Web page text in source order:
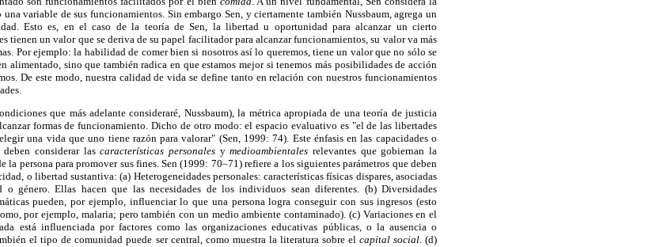
variable de sus funcionamientos. Sin embargo Sen, y ciertamente también Nussbaum, agrega un
Esto es, en el caso de la teoría de Sen, la libertad u oportunidad para alcanzar un cierto
tienen un valor que se deriva de su papel facilitador para alcanzar funcionamientos, su valor va más
Por ejemplo: la habilidad de comer bien si nosotros así lo queremos, tiene un valor que no sólo se
alimentado, sino que también radica en que estamos mejor si tenemos más posibilidades de acción
De este modo, nuestra calidad de vida se define tanto en relación con nuestros funcionamientos
que más adelante consideraré, Nussbaum), la métrica apropiada de una teoría de justicia
formas de funcionamiento. Dicho de otro modo: el espacio evaluativo es "el de las libertades
una vida que uno tiene razón para valorar" (Sen, 1999: 74). Este énfasis en las capacidades o
deben considerar lascaracterísticas personales ymedioambientalesrelevantes que gobiernan la
la persona para promover sus fines. Sen (1999: 70–71) refiere a los siguientes parámetros que deben
o libertad sustantiva: (a) Heterogeneidades personales: características físicas dispares, asociadas
o género. Ellas hacen que las necesidades de los individuos sean diferentes. (b) Diversidades
pueden, por ejemplo, influenciar lo que una persona logra conseguir con sus ingresos (esto
por ejemplo, malaria; pero también con un medio ambiente contaminado). (c) Variaciones en el
está influenciada por factores como las organizaciones educativas públicas, o la ausencia o
el tipo de comunidad puede ser central, como muestra la literatura sobre el capital social. (d)